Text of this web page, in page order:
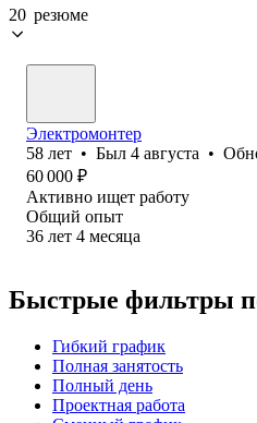
20 резюме
Электромонтер
58 лет • Был 4 августа •
60 000 ₽
Активно ищет работу
Общий опыт
36 лет 4 месяца
Быстрые фильтры
Гибкий график
Полная занятость
Полный день
Проектная работа